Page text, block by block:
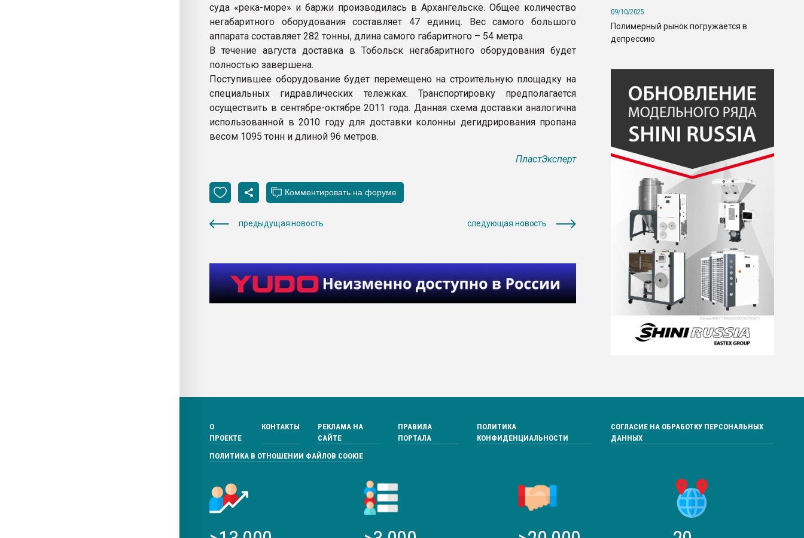
суда «река-море» и баржи производилась в Архангельске. Общее количество
негабаритного оборудования составляет 47 единиц. Вес самого большого
аппарата составляет 282 тонны, длина самого габаритного – 54 метра.
В течение августа доставка в Тобольск негабаритного оборудования будет
полностью завершена.
Поступившее оборудование будет перемещено на строительную площадку на
специальных гидравлических тележках. Транспортировку предполагается
осуществить в сентябре-октябре 2011 года. Данная схема доставки аналогична
использованной в 2010 году для доставки колонны дегидрирования пропана
весом 1095 тонн и длиной 96 метров.
ПластЭксперт
предыдущая новость следующая новость
09/10/2025
Полимерный рынок погружается в
депрессию
О
ПРОЕКТЕ
КОНТАКТЫ
РЕКЛАМА НА
САЙТЕ
ПРАВИЛА
ПОРТАЛА
ПОЛИТИКА
КОНФИДЕНЦИАЛЬНОСТИ
СОГЛАСИЕ НА ОБРАБОТКУ ПЕРСОНАЛЬНЫХ
ДАННЫХ
ПОЛИТИКА В ОТНОШЕНИИ ФАЙЛОВ COOKIE